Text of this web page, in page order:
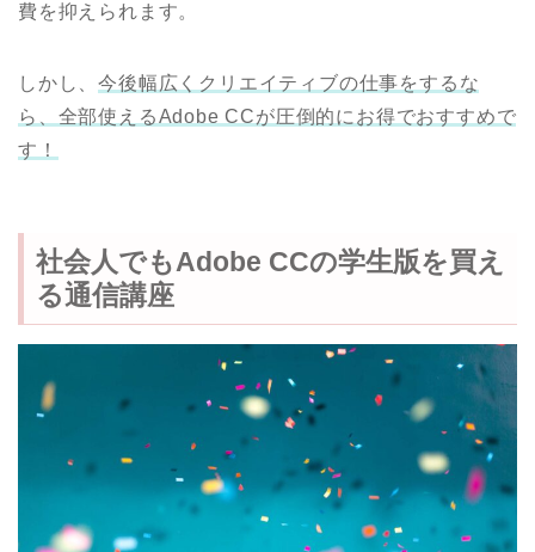
費を抑えられます。
しかし、今後幅広くクリエイティブの仕事をするな
ら、全部使えるAdobe CCが圧倒的にお得でおすすめで
す！
社会人でもAdobe CCの学生版を買え
る通信講座